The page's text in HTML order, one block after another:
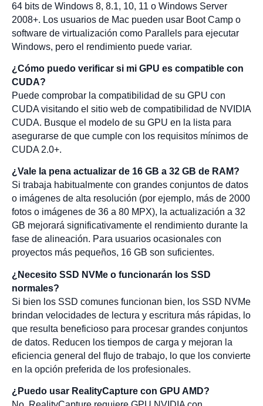
64 bits de Windows 8, 8.1, 10, 11 o Windows Server
2008+. Los usuarios de Mac pueden usar Boot Camp o
software de virtualización como Parallels para ejecutar
Windows, pero el rendimiento puede variar.
¿Cómo puedo verificar si mi GPU es compatible con
CUDA?
Puede comprobar la compatibilidad de su GPU con
CUDA visitando el sitio web de compatibilidad de NVIDIA
CUDA. Busque el modelo de su GPU en la lista para
asegurarse de que cumple con los requisitos mínimos de
CUDA 2.0+.
¿Vale la pena actualizar de 16 GB a 32 GB de RAM?
Si trabaja habitualmente con grandes conjuntos de datos
o imágenes de alta resolución (por ejemplo, más de 2000
fotos o imágenes de 36 a 80 MPX), la actualización a 32
GB mejorará significativamente el rendimiento durante la
fase de alineación. Para usuarios ocasionales con
proyectos más pequeños, 16 GB son suficientes.
¿Necesito SSD NVMe o funcionarán los SSD
normales?
Si bien los SSD comunes funcionan bien, los SSD NVMe
brindan velocidades de lectura y escritura más rápidas, lo
que resulta beneficioso para procesar grandes conjuntos
de datos. Reducen los tiempos de carga y mejoran la
eficiencia general del flujo de trabajo, lo que los convierte
en la opción preferida de los profesionales.
¿Puedo usar RealityCapture con GPU AMD?